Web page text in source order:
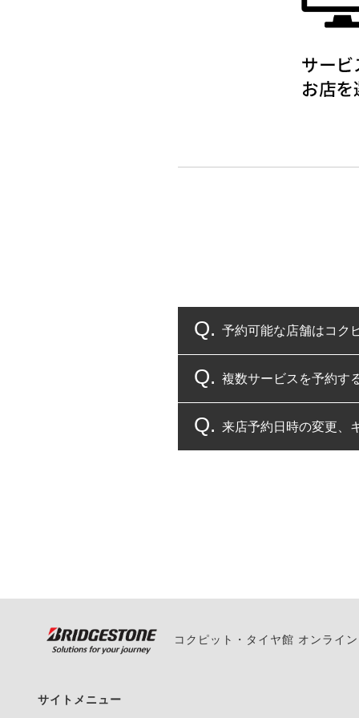
予約可能な店舗はコク
コクピット・タイヤ館
複数サービスを予約す
複数サービスのご予約
来店予約日時の変更、
また、やむを得ない
コクピット・タイヤ館 オンライ
サイトメニュー